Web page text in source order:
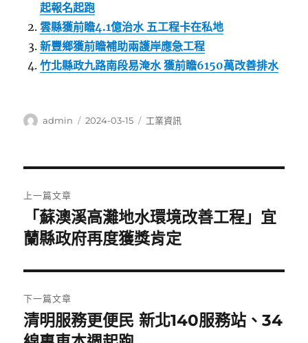
起報名起跑
雲縣獲前瞻4.1億治水 五工程卡在私地
新豐鄉獲前瞻補助兩護岸應急工程
竹北縣政九路南段易淹水 獲前瞻6150萬改善排水
作
admin
發
2024-03-15
分
工業資訊
章
導
覽
上一篇文章
上
一
文
章:
「蘇澳溪高灘地水環境改善工程」宜
蘭縣政府再度獲獎肯定
下一篇文章
下
一
清明服務更便民 新北140服務站、34